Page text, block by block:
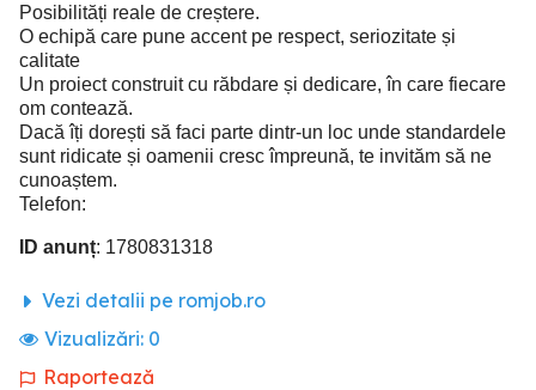
Posibilități reale de creștere.
O echipă care pune accent pe respect, seriozitate și
calitate
Un proiect construit cu răbdare și dedicare, în care fiecare
om contează.
Dacă îți dorești să faci parte dintr-un loc unde standardele
sunt ridicate și oamenii cresc împreună, te invităm să ne
cunoaștem.
Telefon:
ID anunț: 1780831318
Vezi detalii pe romjob.ro
Vizualizări: 0
Raportează